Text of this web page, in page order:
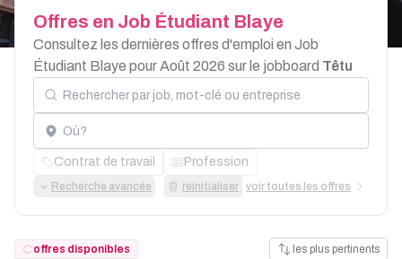
Offres en Job Étudiant Blaye
Consultez les dernières offres d'emploi en Job
Étudiant Blaye pour Août 2026 sur le jobboard Têtu
Rechercher par job, mot-clé ou entreprise
Localisation
Contrat de travail Profession
Recherche avancée réinitialiser voir toutes les offres
offres disponibles les plus pertinents